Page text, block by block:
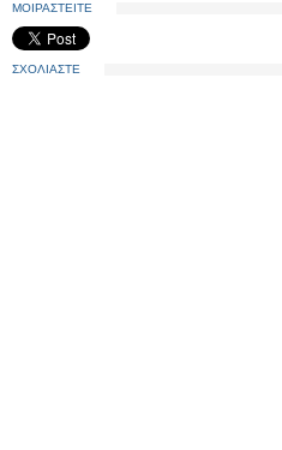
ΜΟΙΡΑΣΤΕΙΤΕ
ΣΧΟΛΙΑΣΤΕ